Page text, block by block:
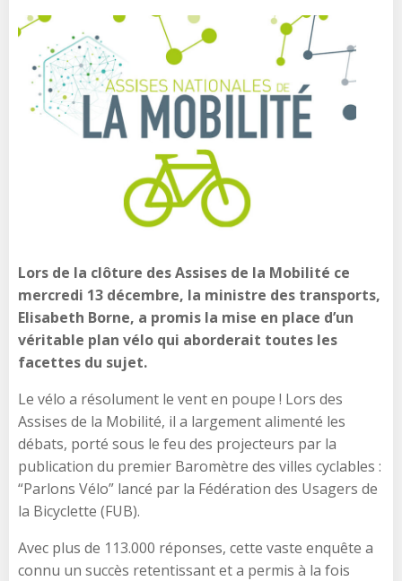
Lors de la clôture des Assises de la Mobilité ce
mercredi 13 décembre, la ministre des transports,
Elisabeth Borne, a promis la mise en place d’un
véritable plan vélo qui aborderait toutes les
facettes du sujet.
Le vélo a résolument le vent en poupe ! Lors des
Assises de la Mobilité, il a largement alimenté les
débats, porté sous le feu des projecteurs par la
publication du premier Baromètre des villes cyclables :
“Parlons Vélo” lancé par la Fédération des Usagers de
la Bicyclette (FUB).
Avec plus de 113.000 réponses, cette vaste enquête a
connu un succès retentissant et a permis à la fois